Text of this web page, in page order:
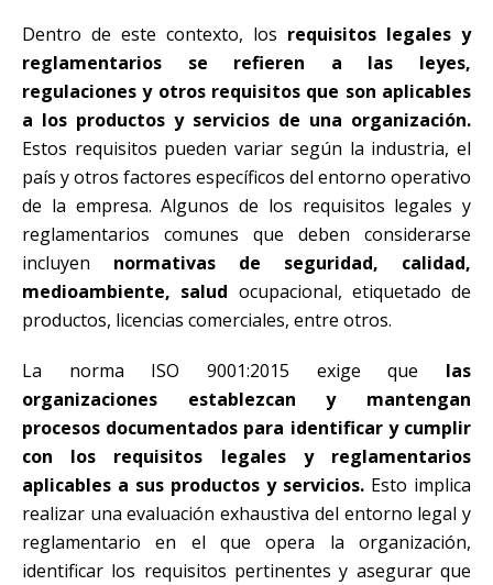
Dentro de este contexto, los requisitos legales y
reglamentarios se refieren a las leyes,
regulaciones y otros requisitos que son aplicables
a los productos y servicios de una organización.
Estos requisitos pueden variar según la industria, el
país y otros factores específicos del entorno operativo
de la empresa. Algunos de los requisitos legales y
reglamentarios comunes que deben considerarse
incluyen normativas de seguridad, calidad,
medioambiente, salud ocupacional, etiquetado de
productos, licencias comerciales, entre otros.
La norma ISO 9001:2015 exige que las
organizaciones establezcan y mantengan
procesos documentados para identificar y cumplir
con los requisitos legales y reglamentarios
aplicables a sus productos y servicios. Esto implica
realizar una evaluación exhaustiva del entorno legal y
reglamentario en el que opera la organización,
identificar los requisitos pertinentes y asegurar que